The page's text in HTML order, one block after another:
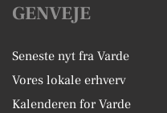
GENVEJE
Seneste nyt fra Varde
Vores lokale erhverv
Kalenderen for Varde